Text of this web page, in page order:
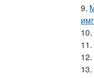
9.
10.
11.
12.
13.